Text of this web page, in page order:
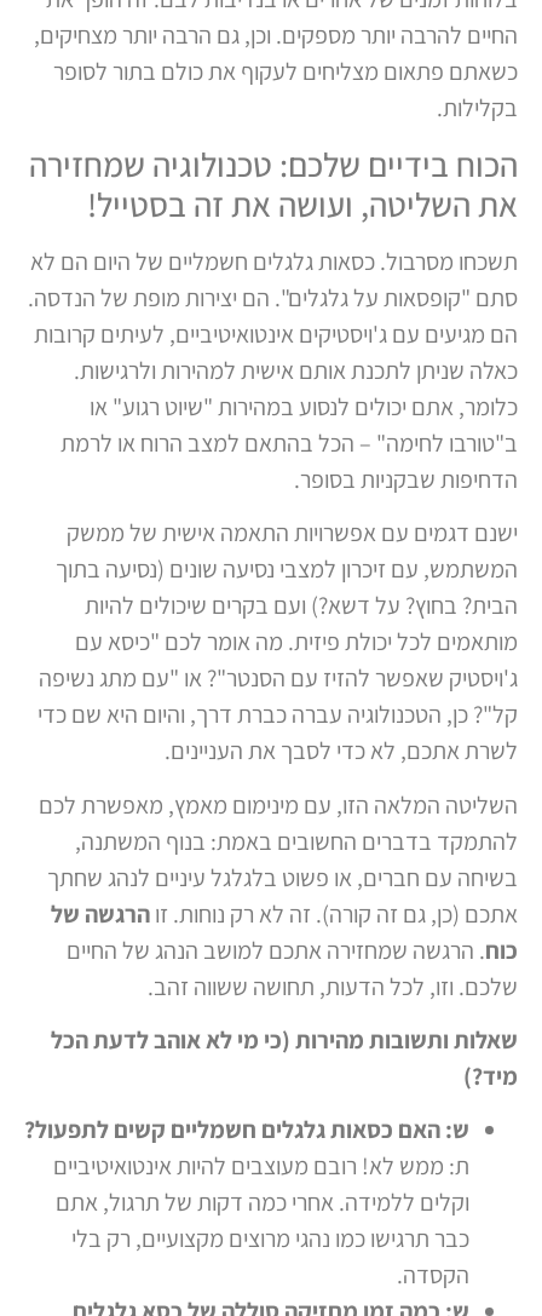
החיים להרבה יותר מספקים. וכן, גם הרבה יותר מצחיקים,
כשאתם פתאום מצליחים לעקוף את כולם בתור לסופר
בקלילות.
הכוח בידיים שלכם: טכנולוגיה שמחזירה
את השליטה, ועושה את זה בסטייל!
תשכחו מסרבול. כסאות גלגלים חשמליים של היום הם לא
סתם "קופסאות על גלגלים". הם יצירות מופת של הנדסה.
הם מגיעים עם ג'ויסטיקים אינטואיטיביים, לעיתים קרובות
כאלה שניתן לתכנת אותם אישית למהירות ולרגישות.
כלומר, אתם יכולים לנסוע במהירות "שיוט רגוע" או
ב"טורבו לחימה" – הכל בהתאם למצב הרוח או לרמת
הדחיפות שבקניות בסופר.
ישנם דגמים עם אפשרויות התאמה אישית של ממשק
המשתמש, עם זיכרון למצבי נסיעה שונים (נסיעה בתוך
הבית? בחוץ? על דשא?) ועם בקרים שיכולים להיות
מותאמים לכל יכולת פיזית. מה אומר לכם "כיסא עם
ג'ויסטיק שאפשר להזיז עם הסנטר"? או "עם מתג נשיפה
קל"? כן, הטכנולוגיה עברה כברת דרך, והיום היא שם כדי
לשרת אתכם, לא כדי לסבך את העניינים.
השליטה המלאה הזו, עם מינימום מאמץ, מאפשרת לכם
להתמקד בדברים החשובים באמת: בנוף המשתנה,
בשיחה עם חברים, או פשוט בלגלגל עיניים לנהג שחתך
אתכם (כן, גם זה קורה). זה לא רק נוחות. זו הרגשה של
כוח. הרגשה שמחזירה אתכם למושב הנהג של החיים
שלכם. וזו, לכל הדעות, תחושה ששווה זהב.
שאלות ותשובות מהירות (כי מי לא אוהב לדעת הכל
מיד?)
ש: האם כסאות גלגלים חשמליים קשים לתפעול?
ת: ממש לא! רובם מעוצבים להיות אינטואיטיביים
וקלים ללמידה. אחרי כמה דקות של תרגול, אתם
כבר תרגישו כמו נהגי מרוצים מקצועיים, רק בלי
הקסדה.